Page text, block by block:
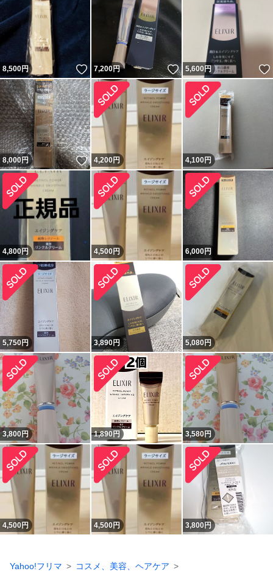
8,500円 いいね！
7,200円 いいね！
5,600円
8,000円 いいね！
4,200円 4,100円
4,800円 4,500円 6,000円
5,750円 3,890円 5,080円
3,800円 1,890 円 3,580円
4,500円 4,500円 3,800円
Yahoo!フリマ
コスメ、美容、ヘアケア